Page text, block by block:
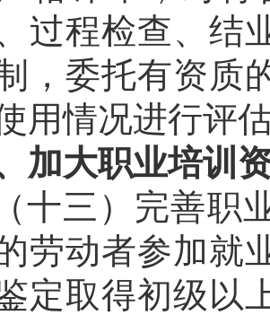
过程检查、结
，委托有资质
用情况进行评
加大职业培训
十三）完善职
劳动者参加就
定取得初级以